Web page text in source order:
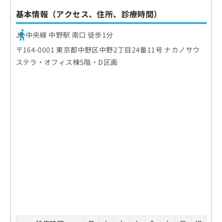
基本情報（アクセス、住所、診療時間）
JR 中央線 中野駅 南口 徒歩1分
〒164-0001 東京都中野区中野2丁目24番11号 ナカノサウ
ステラ・オフィス棟5階・D区画